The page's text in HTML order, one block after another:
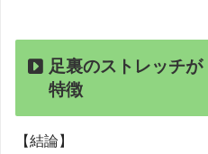
足裏のストレッチ
特徴
【結論】